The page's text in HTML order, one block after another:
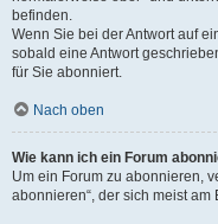
befinden.
Wenn Sie bei der Antwort auf
sobald eine Antwort
für Sie abonniert.
Nach oben
Wie kann ich ein Forum
Um ein Forum zu abonnieren,
abonnieren“, der sich meist am